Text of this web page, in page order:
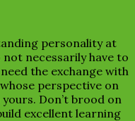
personality at
necessarily have to
the exchange with
perspective on
Don’t brood on
excellent learning